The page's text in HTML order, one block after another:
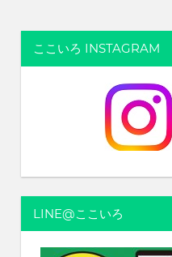
へ
ナ
シ
ョ
ン
ここいろ INSTAGRAM
LINE@ここいろ